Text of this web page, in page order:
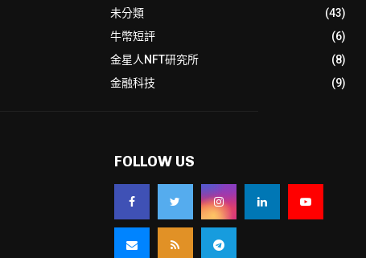
未分類
(43)
牛幣短評
(6)
金星人NFT研究所
(8)
金融科技
(9)
FOLLOW US